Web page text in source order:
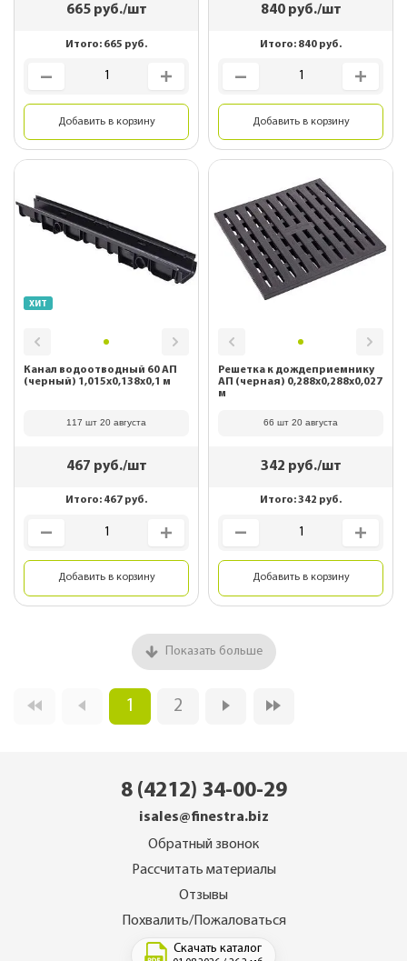
665руб./шт
Итого: 665 руб.
Добавить в корзину
840руб./шт
Итого: 840 руб.
Добавить в корзину
ХИТ
Канал водоотводный 60 АП
(черный) 1,015х0,138х0,1 м
117 шт 20 августа
467 руб./шт
Итого: 467 руб.
Добавить в корзину
Решетка к дождеприемнику
АП (черная) 0,288х0,288х0,027
м
66 шт 20 августа
342 руб./шт
Итого:342 руб.
Добавить в корзину
Показать больше
1 2
8 (4212) 34-00-29
isales@finestra.biz
Обратный звонок
Рассчитать материалы
Отзывы
Похвалить/Пожаловаться
Скачать каталог